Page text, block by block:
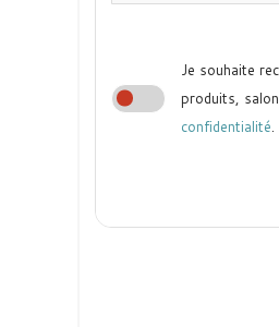
Je souhaite
produits,
confidentialité.